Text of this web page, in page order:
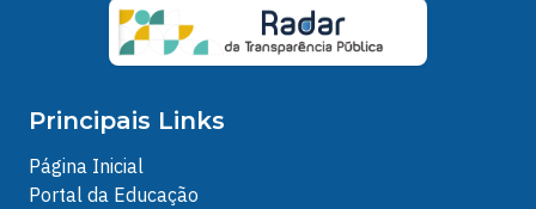
Principais Links
Página Inicial
Portal da Educação